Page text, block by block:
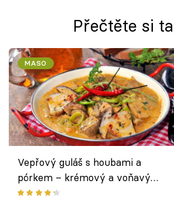
Přečtěte si
MASO
Vepřový guláš s houbami a
pórkem – krémový a voňavý
pokrm z jednoho hrnce